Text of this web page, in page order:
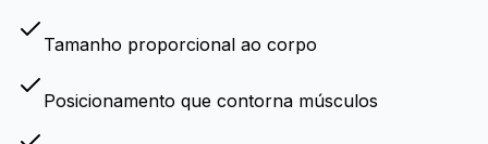
Tamanho proporcional ao corpo
Posicionamento que contorna músculos